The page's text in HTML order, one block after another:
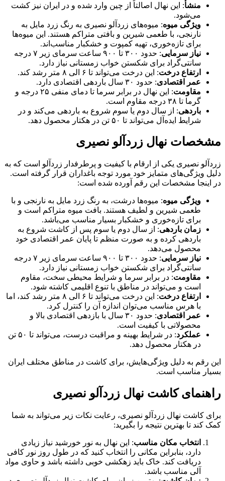
منشأ: این نهال اصالتاً از چین وارد شده و در ایران نیز کشت
می‌شود.
ویژگی میوه: میوه‌های زردآلو نصیری به رنگ زرد مایل به
نارنجی، با طعمی شیرین و بافتی متراکم هستند. این میوه‌ها
برای تازه‌خوری، تهیه کمپوت و خشکبار مناسب‌اند.
نیاز سرمایی
: حدود ۳۰۰ تا ۹۰۰ ساعت سرمای زیر ۷ درجه
سانتی‌گراد برای شکستن خواب زمستانی نیاز دارد.
ارتفاع درخت: این درخت می‌تواند تا ۶ الی ۸ متر رشد کند.
عمر اقتصادی: حدود ۳۰ سال باردهی اقتصادی دارد.
مقاومت
: این نهال در برابر سرما تا دمای منفی ۲۵ درجه و
گرما تا ۳۸ درجه مقاوم است.
باردهی: از سال دوم یا سوم شروع به باردهی می‌کند و در
شرایط ایده‌آل می‌تواند تا ۵۰ تن در هکتار محصول دهد.
مشخصات نهال زردآلو نصیری
زردآلو نصیری یکی از ارقام با کیفیت و پرطرفدار زردآلو است که به
دلیل ویژگی‌های متمایز خود مورد توجه باغداران قرار گرفته است.
در اینجا مشخصات این رقم آورده شده است:
ویژگی میوه: میوه‌ها درشت، به رنگ زرد مایل به نارنجی و با
طعمی شیرین و لطیف هستند. بافت میوه متراکم است و
برای تازه‌خوری و خشکبار بسیار مناسب می‌باشد.
زمان باردهی: از سال دوم یا سوم پس از کاشت شروع به
باردهی کرده و به صورت منظم تا پایان عمر اقتصادی خود
محصول می‌دهد.
نیاز سرمایی
: حدود ۳۰۰ تا ۹۰۰ ساعت سرمای زیر ۷ درجه
سانتی‌گراد برای شکستن خواب زمستانی نیاز دارد.
مقاومت: در برابر سرما و شرایط محیطی سخت، مقاوم
است و می‌تواند در مناطق با تنوع اقلیمی کاشته شود.
ارتفاع درخت
: این درخت می‌تواند تا ۶ الی ۸ متر رشد کند، اما
با هرس مناسب می‌توان اندازه آن را کنترل کرد.
عمر اقتصادی
: حدود ۳۰ سال با بازدهی اقتصادی بالا و
محصولاتی با کیفیت است.
عملکرد
: در شرایط بهینه و مراقبت درست، می‌تواند تا ۵۰ تن
در هکتار محصول دهد.
این رقم به دلیل ویژگی‌هایش، برای کاشت در مناطق مختلف ایران
بسیار مناسب است.
راهنمای کاشت نهال زردآلو نصیری
برای کاشت نهال زردآلو نصیری، رعایت نکات زیر می‌تواند به شما
کمک کند تا بهترین نتیجه را بگیرید:
انتخاب مکان مناسب: این نهال به نور خورشید نیاز زیادی
دارد، بنابراین مکانی را انتخاب کنید که در طول روز نور کافی
دریافت کند. خاک باید زهکشی خوبی داشته باشد و حاوی مواد
آلی مناسب باشد.